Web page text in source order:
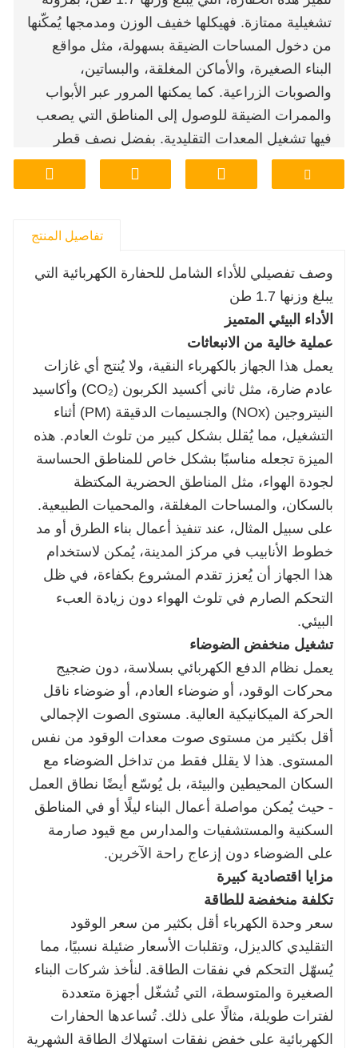
تشغيلية ممتازة. فهيكلها خفيف الوزن ومدمجها يُمكّنها
من دخول المساحات الضيقة بسهولة، مثل مواقع
البناء الصغيرة، والأماكن المغلقة، والبساتين،
والصوبات الزراعية. كما يمكنها المرور عبر الأبواب
والممرات الضيقة للوصول إلى المناطق التي يصعب
فيها تشغيل المعدات التقليدية. بفضل نصف قطر
دورانها الصغير للغاية، يُمكن لهذه الحفارة تحقيق
مرونة في التوجيه وتحديد المواقع بدقة في
الحركة والتعديل، ويُحسّن كفاءة العمل بشكل فعال.
تفاصيل المنتج
وصف تفصيلي للأداء الشامل للحفارة الكهربائية التي
يبلغ وزنها 1.7 طن
الأداء البيئي المتميز
عملية خالية من الانبعاثات
يعمل هذا الجهاز بالكهرباء النقية، ولا يُنتج أي غازات
عادم ضارة، مثل ثاني أكسيد الكربون (CO₂) وأكاسيد
النيتروجين (NOx) والجسيمات الدقيقة (PM) أثناء
التشغيل، مما يُقلل بشكل كبير من تلوث العادم. هذه
الميزة تجعله مناسبًا بشكل خاص للمناطق الحساسة
لجودة الهواء، مثل المناطق الحضرية المكتظة
بالسكان، والمساحات المغلقة، والمحميات الطبيعية.
على سبيل المثال، عند تنفيذ أعمال بناء الطرق أو مد
خطوط الأنابيب في مركز المدينة، يُمكن لاستخدام
هذا الجهاز أن يُعزز تقدم المشروع بكفاءة، في ظل
التحكم الصارم في تلوث الهواء دون زيادة العبء
البيئي.
تشغيل منخفض الضوضاء
يعمل نظام الدفع الكهربائي بسلاسة، دون ضجيج
محركات الوقود، أو ضوضاء العادم، أو ضوضاء ناقل
الحركة الميكانيكية العالية. مستوى الصوت الإجمالي
أقل بكثير من مستوى صوت معدات الوقود من نفس
المستوى. هذا لا يقلل فقط من تداخل الضوضاء مع
السكان المحيطين والبيئة، بل يُوسّع أيضًا نطاق العمل
- حيث يُمكن مواصلة أعمال البناء ليلًا أو في المناطق
السكنية والمستشفيات والمدارس مع قيود صارمة
على الضوضاء دون إزعاج راحة الآخرين.
مزايا اقتصادية كبيرة
تكلفة منخفضة للطاقة
سعر وحدة الكهرباء أقل بكثير من سعر الوقود
التقليدي كالديزل، وتقلبات الأسعار ضئيلة نسبيًا، مما
يُسهّل التحكم في نفقات الطاقة. لنأخذ شركات البناء
الصغيرة والمتوسطة، التي تُشغّل أجهزة متعددة
لفترات طويلة، مثالًا على ذلك. تُساعدها الحفارات
الكهربائية على خفض نفقات استهلاك الطاقة الشهرية